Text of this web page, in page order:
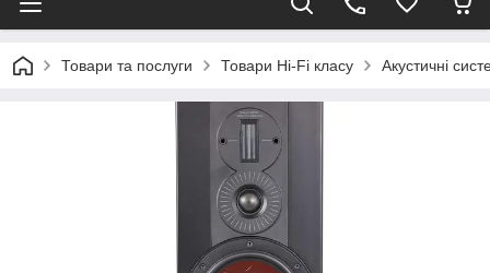
Товари та послуги Товари Hi-Fi класу Акустичні